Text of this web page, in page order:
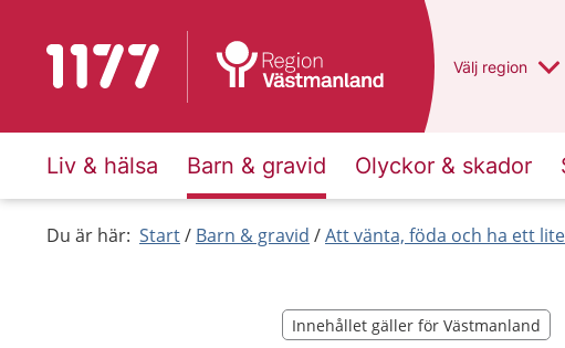
Till startsidan för 1177 Du har valt
Välj en annan
region
Liv & hälsa Barn & gravid Olyckor & skador
Du är här: Start Barn & gravid Att vänta, föda och ha ett
Innehållet gäller för Västmanland
Innehållet gäller för Västmanland